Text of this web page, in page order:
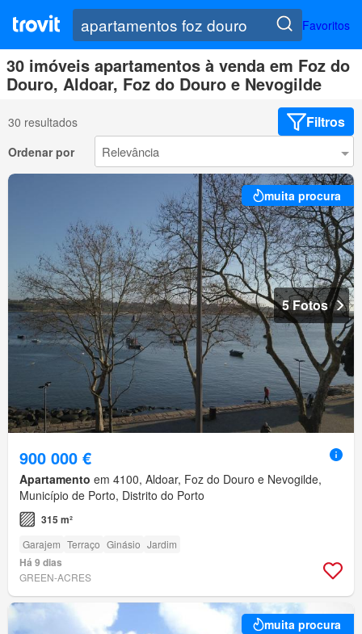
Favoritos
30 imóveis apartamentos à venda em Foz do
Douro, Aldoar, Foz do Douro e Nevogilde
30 resultados Filtros
Ordenar por
muita procura
5 Fotos
900 000 €
Apartamento em 4100, Aldoar, Foz do Douro e Nevogilde,
Município de Porto, Distrito do Porto
315 m²
Garajem Terraço Ginásio Jardim
Há 9 dias
GREEN-ACRES
muita procura